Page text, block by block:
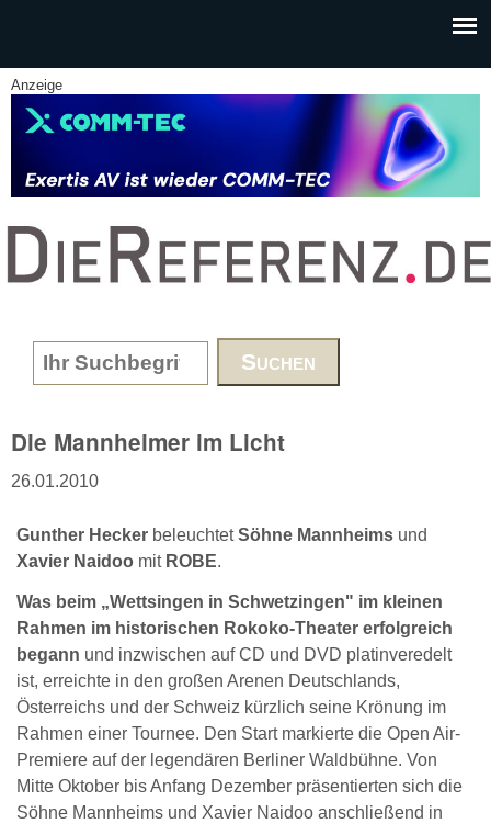
Anzeige
www.DieReferenz.de
Search form
Die Mannheimer im Licht
26.01.2010
Gunther Hecker beleuchtetSöhne Mannheims und
Xavier Naidoo mit ROBE.
Was beim „Wettsingen in Schwetzingen" im kleinen
Rahmen im historischen Rokoko-Theater erfolgreich
begann und inzwischen auf CD und DVD platinveredelt
ist, erreichte in den großen Arenen Deutschlands,
Österreichs und der Schweiz kürzlich seine Krönung im
Rahmen einer Tournee. Den Start markierte die Open Air-
Premiere auf der legendären Berliner Waldbühne. Von
Mitte Oktober bis Anfang Dezember präsentierten sich die
Söhne Mannheims und Xavier Naidoo anschließend in